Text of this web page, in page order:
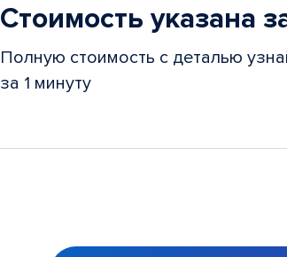
Стоимость указана
Полную стоимость с деталью
за 1 минуту